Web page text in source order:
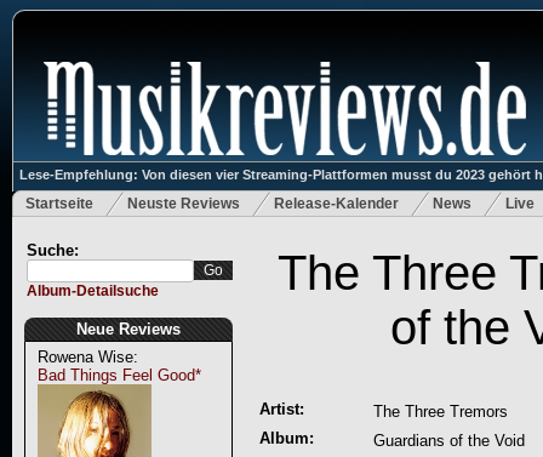
Lese-Empfehlung: Von diesen vier Streaming-Plattformen musst du 2023 gehört
Startseite Neuste Reviews Release-Kalender News Live
Suche:
Album-Detailsuche
Neue Reviews
Rowena Wise:
Bad Things Feel Good*
The Three
of the
Artist:
The Three Tremors
Album:
Guardians of the Void